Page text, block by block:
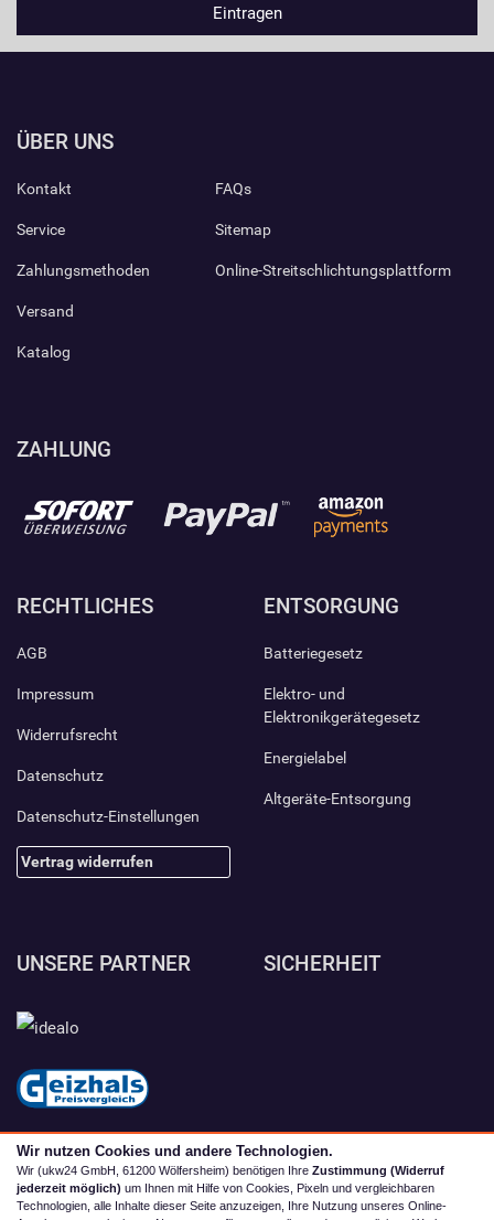
ÜBER UNS
Kontakt
Service
Zahlungsmethoden
Versand
Katalog
FAQs
Sitemap
Online-Streitschlichtungsplattform
ZAHLUNG
RECHTLICHES
AGB
Impressum
Widerrufsrecht
Datenschutz
Datenschutz-Einstellungen
Vertrag widerrufen
ENTSORGUNG
Batteriegesetz
Elektro- und
Elektronikgerätegesetz
Energielabel
Altgeräte-Entsorgung
UNSERE PARTNER SICHERHEIT
Wir nutzen Cookies und andere Technologien.
Wir (ukw24 GmbH, 61200 Wölfersheim) benötigen Ihre Zustimmung (Widerruf
jederzeit möglich) um Ihnen mit Hilfe von Cookies, Pixeln und vergleichbaren
Technologien, alle Inhalte dieser Seite anzuzeigen, Ihre Nutzung unseres Online-